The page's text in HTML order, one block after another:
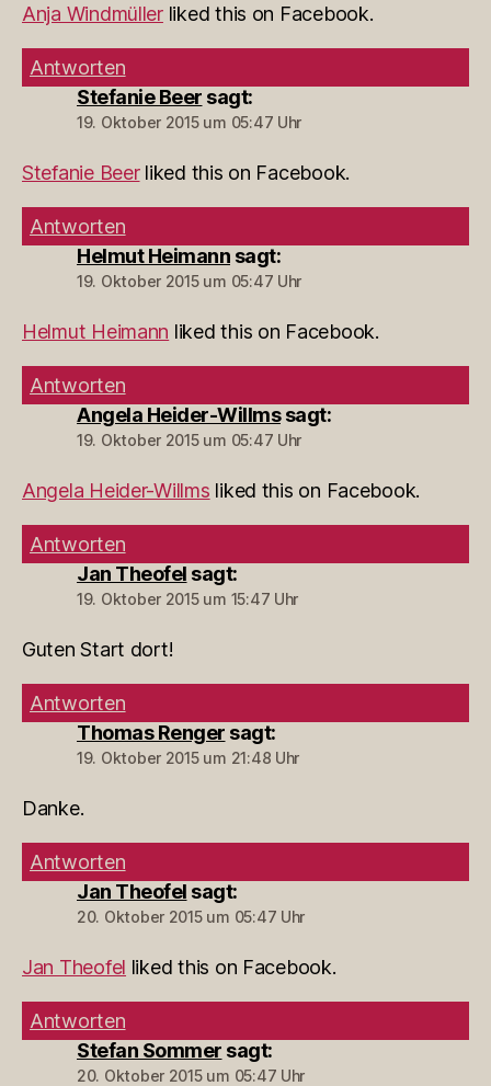
Anja Windmüllerliked this on Facebook.
Antworten
Stefanie Beer sagt:
19. Oktober 2015 um 05:47 Uhr
Stefanie Beerliked this on Facebook.
Antworten
Helmut Heimann sagt:
19. Oktober 2015 um 05:47 Uhr
Helmut Heimann liked this on Facebook.
Antworten
Angela Heider-Willms sagt:
19. Oktober 2015 um 05:47 Uhr
Angela Heider-Willms liked this on Facebook.
Antworten
Jan Theofel sagt:
19. Oktober 2015 um 15:47 Uhr
Guten Start dort!
Antworten
Thomas Renger sagt:
19. Oktober 2015 um 21:48 Uhr
Danke.
Antworten
Jan Theofel sagt:
20. Oktober 2015 um 05:47 Uhr
Jan Theofel liked this on Facebook.
Antworten
Stefan Sommer sagt:
20. Oktober 2015 um 05:47 Uhr